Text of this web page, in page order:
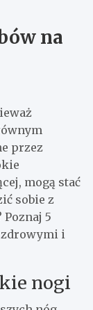
na
przez
mogą stać
sobie z
5
zdrowymi i
nogi